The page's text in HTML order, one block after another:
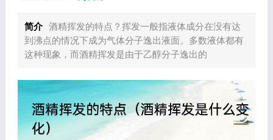
简介 酒精挥发的特点？挥发一般指液体成分在没有达
到沸点的情况下成为气体分子逸出液面。多数液体都有
这种现象，而酒精挥发是由于乙醇分子逸出的